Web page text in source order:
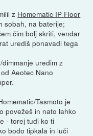
z Homematic IP Floor
sobah, na baterije;
čim bolj skriti, vendar
urediš ponavadi tega
uredim z
Aeotec Nano
Tasmoto je
povežeš in nato lahko
- torej tudi ko ti
bodo tipkala in luči